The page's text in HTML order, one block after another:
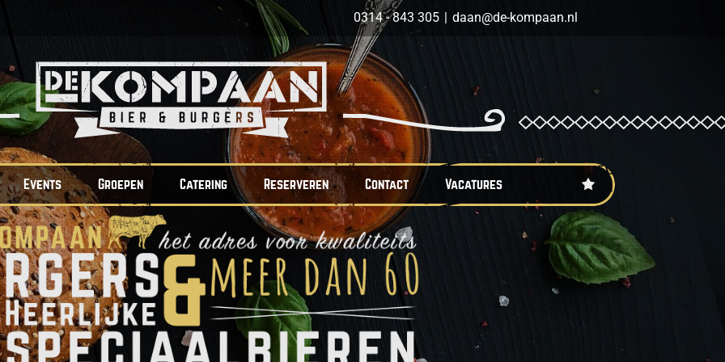
0314 - 843 305 | daan@de-kompaan.nl
Events Groepen Catering Reserveren Contact Vacatures